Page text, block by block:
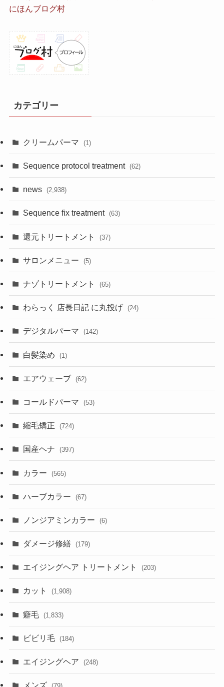
にほんブログ村
カテゴリー
クリームパーマ (1)
Sequence protocol treatment (62)
news (2,938)
Sequence fix treatment (63)
還元トリートメント (37)
サロンメニュー (5)
ナゾトリートメント (65)
わらっく 店長日記 に丸投げ (24)
デジタルパーマ (142)
白髪染め (1)
エアウェーブ (62)
コールドパーマ (53)
縮毛矯正 (724)
国産ヘナ (397)
カラー (565)
ハーブカラー (67)
ノンジアミンカラー (6)
ダメージ修繕 (179)
エイジングヘア トリートメント (203)
カット (1,908)
癖毛 (1,833)
ビビリ毛 (184)
エイジングヘア (248)
メンズ